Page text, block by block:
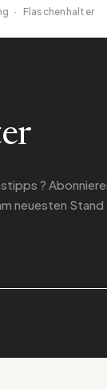
· Flaschenhalter
?
neuesten Stand